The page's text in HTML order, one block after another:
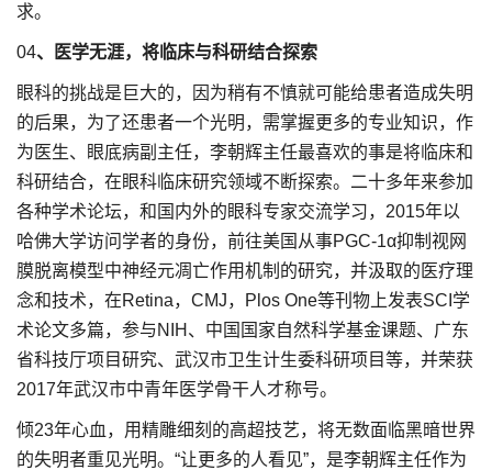
求。
04、医学无涯，将临床与科研结合探索
眼科的挑战是巨大的，因为稍有不慎就可能给患者造成失明
的后果，为了还患者一个光明，需掌握更多的专业知识，作
为医生、眼底病副主任，李朝辉主任最喜欢的事是将临床和
科研结合，在眼科临床研究领域不断探索。二十多年来参加
各种学术论坛，和国内外的眼科专家交流学习，2015年以
哈佛大学访问学者的身份，前往美国从事PGC-1α抑制视网
膜脱离模型中神经元凋亡作用机制的研究，并汲取的医疗理
念和技术，在Retina，CMJ，Plos One等刊物上发表SCI学
术论文多篇，参与NIH、中国国家自然科学基金课题、广东
省科技厅项目研究、武汉市卫生计生委科研项目等，并荣获
2017年武汉市中青年医学骨干人才称号。
倾23年心血，用精雕细刻的高超技艺，将无数面临黑暗世界
的失明者重见光明。“让更多的人看见”，是李朝辉主任作为